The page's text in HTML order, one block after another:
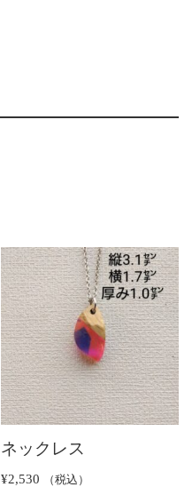
ネックレス
¥2,530 （税込）